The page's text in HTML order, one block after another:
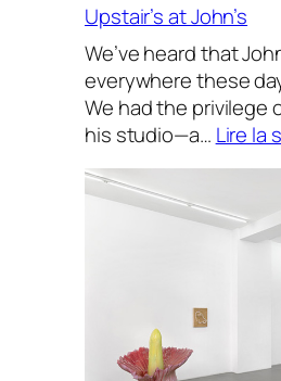
Upstair’s at John’s
We’ve heard that
everywhere these
We had the privilege
his studio—a… Lire la